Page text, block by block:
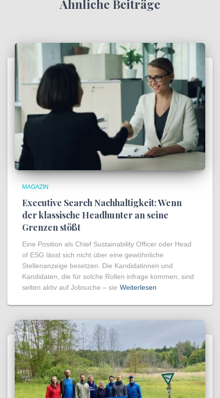
Ähnliche Beiträge
MAGAZIN
Executive Search Nachhaltigkeit: Wenn
der klassische Headhunter an seine
Grenzen stößt
Eine Position als Chief Sustainability Officer oder Head
of ESG lässt sich nicht über eine gewöhnliche
Stellenanzeige besetzen. Die Kandidatinnen und
Kandidaten, die für solche Rollen infrage kommen, sind
selten aktiv auf Jobsuche – sie Weiterlesen